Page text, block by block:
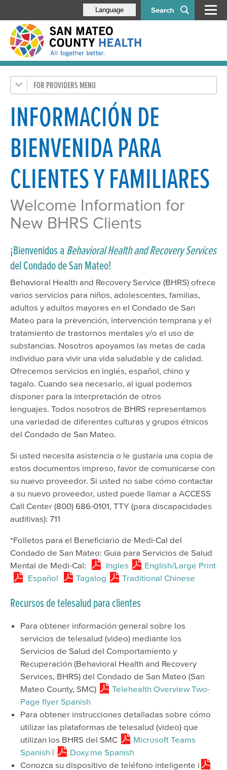
Search
Language
FOR PROVIDERS
Health Care Providers
Behavioral Health Staff
Administration
Compliance Program
Contract Providers
Documentation, Forms & Policies
Therapist Number
Forms & Policies
Medical & Pharmacy
Medi-Cal Mandatory Posting Spanish
Medi-Cal Mandatory Posting English
Medi-Cal Mandatory Posting Chinese
Medi-Cal Mandatory Posting Filipino
BHRS Documentation Manual
Interoperability & Data API Guidelines
Initiatives
BHRS Quality Management
Referral & Consultation
Resources
Meeting & Event Calendar
Staff & Provider Training Calendar
Training Programs
Older Adult Providers
EMS Providers
Psychiatry Residency Training Program
INFORMACIÓN DE
BIENVENIDA PARA
CLIENTES Y FAMILIARES
Welcome Information for
New BHRS Clients
¡Bienvenidos a Behavioral Health and Recovery Services
del Condado de San Mateo!
Behavioral Health and Recovery Service (BHRS) ofrece
varios servicios para niños, adolescentes, familias,
adultos y adultos mayores en el Condado de San
Mateo para la prevención, intervención temprana y el
tratamiento de trastornos mentales y/o el uso de
substancias. Nosotros apoyamos las metas de cada
individuo para vivir una vida saludable y de calidad.
Ofrecemos servicios en inglés, español, chino y
tagalo. Cuando sea necesario, al igual podemos
disponer para la interpretación de otros
lenguajes. Todos nosotros de BHRS representamos
una variedad de diferentes culturas y grupos étnicos
del Condado de San Mateo.
Si usted necesita asistencia o le gustaría una copia de
estos documentos impreso, favor de comunicarse con
su nuevo proveedor. Si usted no sabe cómo contactar
a su nuevo proveedor, usted puede llamar a ACCESS
Call Center (800) 686-0101, TTY (para discapacidades
auditivas): 711
*Folletos para el Beneficiario de Medi-Cal del
Condado de San Mateo: Guia para Servicios de Salud
Mental de Medi-Cal:
Ingles
English/Large Print
Español
Tagalog Traditional Chinese
Recursos de telesalud para clientes
Para obtener información general sobre los
servicios de telesalud (video) mediante los
Servicios de Salud del Comportamiento y
Recuperación (Behavioral Health and Recovery
Services, BHRS) del Condado de San Mateo (San
Mateo County, SMC)
Telehealth Overview Two-
Page flyer Spanish
Para obtener instrucciones detalladas sobre cómo
utilizar las plataformas de telesalud (video) que
utilizan los BHRS del SMC
Microsoft Teams
Spanish |
Doxy.me Spanish
Conozca su dispositivo de teléfono inteligente i